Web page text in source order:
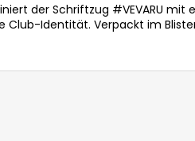
der Schriftzug #VEVARU mit
Club-Identität. Verpackt im